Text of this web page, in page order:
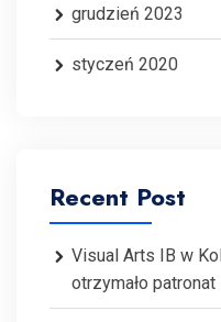
grudzień 2023
styczeń 2020
Recent Post
Visual Arts IB w
otrzymało patronat